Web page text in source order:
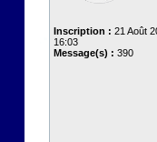
Inscription : 21 Août
16:03
Message(s) : 390